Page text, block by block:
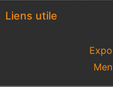
Liens utile